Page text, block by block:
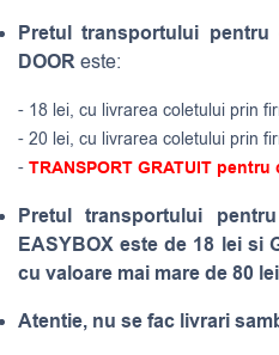
Pretul transportului pentru
DOOReste:
- 18 lei, cu livrarea coletului prin
- 20 lei, cu livrarea coletului prin
- TRANSPORT GRATUIT
Pretul transportului
EASYBOX este de 18 lei si
cu valoare mai mare de 80 lei
Atentie, nu se fac livrari